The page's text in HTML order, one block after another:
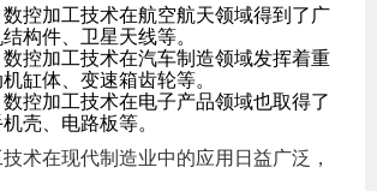
控加工技术在航空航天领域得到了广
构件、卫星天线等。
控加工技术在汽车制造领域发挥着重
缸体、变速箱齿轮等。
控加工技术在电子产品领域也取得了
壳、电路板等。
术在现代制造业中的应用日益广泛，